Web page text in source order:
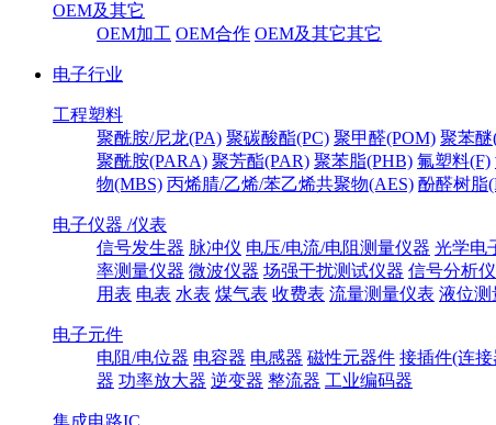
OEM及其它
OEM加工 OEM合作 OEM及其它其它
电子行业
工程塑料
聚酰胺/尼龙(PA) 聚碳酸酯(PC) 聚甲醛(POM) 聚苯醚
聚酰胺(PARA) 聚芳酯(PAR) 聚苯脂(PHB) 氟塑料(F)
物(MBS) 丙烯腈/乙烯/苯乙烯共聚物(AES) 酚醛树脂
电子仪器 /仪表
信号发生器 脉冲仪 电压/电流/电阻测量仪器 光学电
率测量仪器 微波仪器 场强干扰测试仪器 信号分析
用表 电表 水表 煤气表 收费表 流量测量仪表 液位测
电子元件
电阻/电位器 电容器 电感器 磁性元器件 接插件(连接
器 功率放大器 逆变器 整流器 工业编码器
集成电路IC